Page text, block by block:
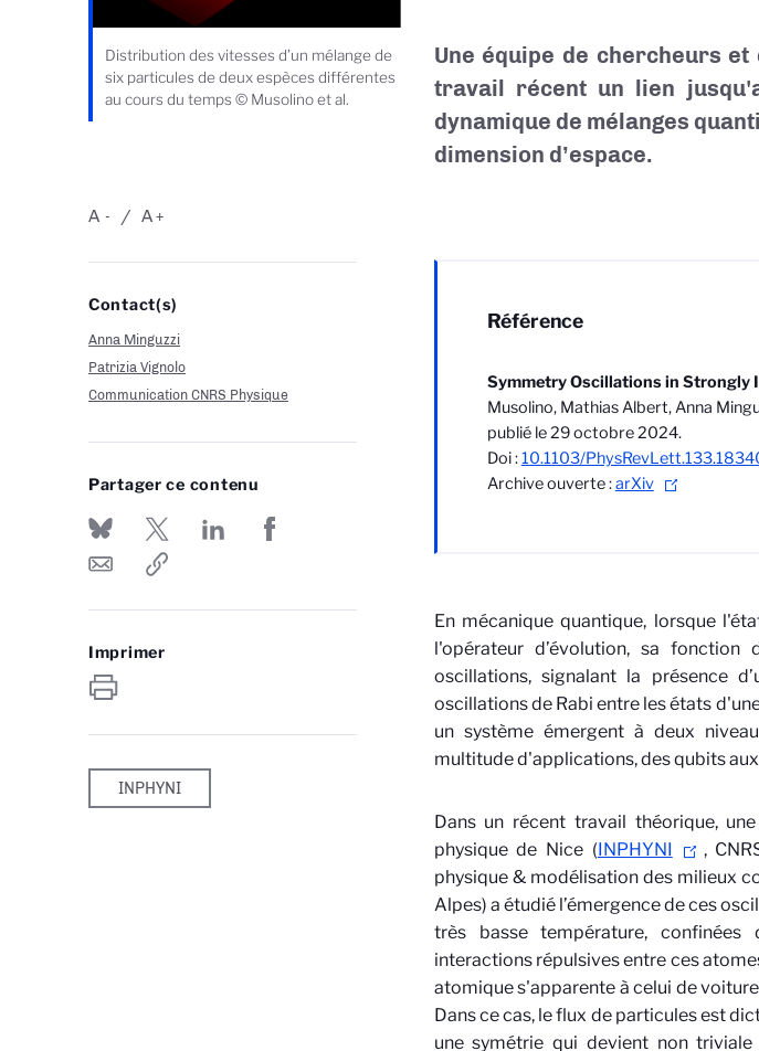
Distribution des vitesses d’un mélange de
six particules de deux espèces différentes
au cours du temps © Musolino et al.
-
A +
A
Contact(s)
Anna Minguzzi
Patrizia Vignolo
Communication CNRS Physique
Partager ce contenu
Imprimer
INPHYNI
Une équipe de chercheurs
travail récent un lien
dynamique de mélanges
dimension d’espace.
Référence
Symmetry Oscillations in Strongly
Musolino, Mathias Albert, Anna
publié le 29 octobre 2024.
Doi :10.1103/
Archive ouverte :arXiv
En mécanique quantique, lorsque
l'opérateur d’évolution, sa
oscillations, signalant la présence
oscillations de Rabi entre les états
un système émergent à deux
multitude d'applications, des qubits
Dans un récent travail théorique,
physique de Nice (INPHYNI
,
physique & modélisation des milieux
Alpes) a étudié l’émergence de ces
très basse température, confinées
interactions répulsives entre ces
atomique s'apparente à celui de
Dans ce cas, le flux de particules est
une symétrie qui devient non